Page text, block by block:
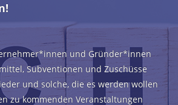
und Gründer*innen
Subventionen und Zuschüsse
und solche, die es werden wollen
zu kommenden Veranstaltungen